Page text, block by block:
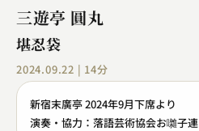
三遊亭 圓丸
堪忍袋
2024.09.22 | 14分
新宿末廣亭 2024年9月下席より
演奏・協力：落語芸術協会お囃子連